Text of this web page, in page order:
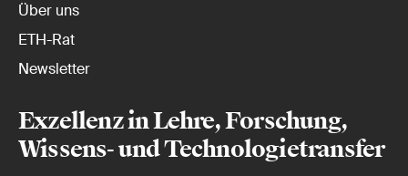
Über uns
ETH-Rat
Newsletter
Exzellenz in Lehre, Forschung,
Wissens- und Technologietransfer